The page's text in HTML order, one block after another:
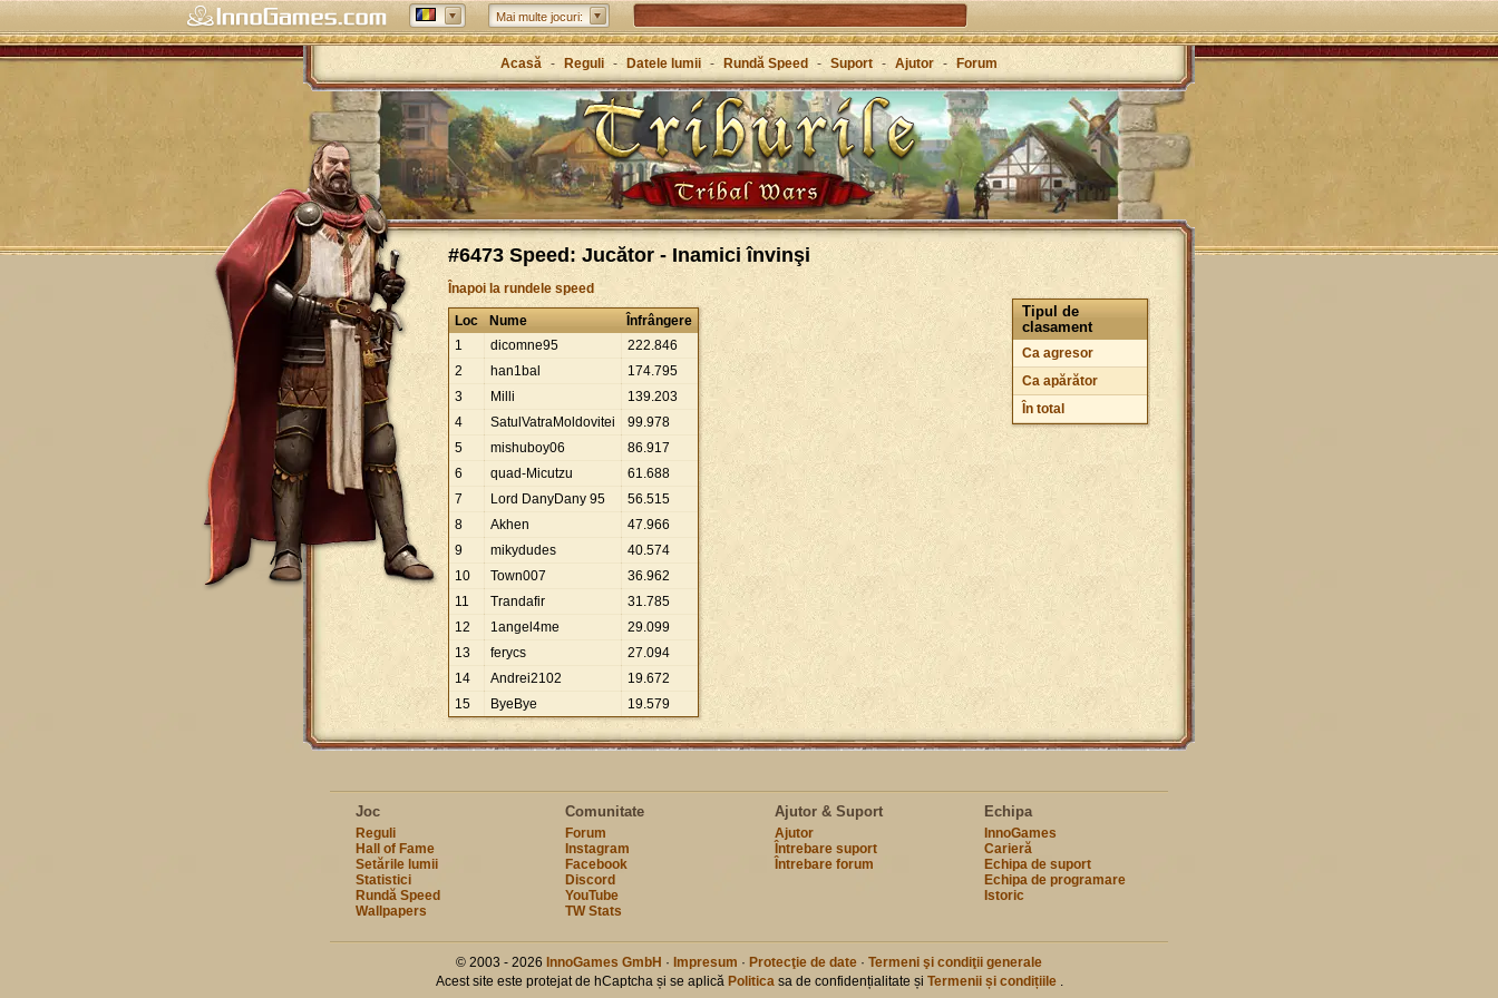
Mai multe jocuri: Tribal Wars 2 – urmarea jocului clasic
Forge of Empires – Strategie de-a lungul istoriei
Grepolis – Clădește-ți un imperiu în Grecia antică
Acasă - Reguli - Datele lumii - Rundă Speed - Suport - Ajutor - Forum
#6473 Speed: Jucător - Inamici învinşi
Înapoi la rundele speed
Tipul de
clasament
Ca agresor
Ca apărător
În total
Loc Nume
Înfrângere
1
dicomne95 222.846
2
han1bal 174.795
3
Milli 139.203
4
SatulVatraMoldovitei 99.978
5
mishuboy06 86.917
6
quad-Micutzu 61.688
7
Lord DanyDany 95 56.515
8
Akhen 47.966
9
mikydudes 40.574
10
Town007 36.962
11
Trandafir 31.785
12
1angel4me 29.099
13
ferycs 27.094
14
Andrei2102 19.672
15
ByeBye 19.579
Joc
Reguli
Hall of Fame
Setările lumii
Statistici
Rundă Speed
Wallpapers
Comunitate
Forum
Instagram
Facebook
Discord
YouTube
TW Stats
Ajutor & Suport
Ajutor
Întrebare suport
Întrebare forum
Echipa
InnoGames
Carieră
Echipa de suport
Echipa de programare
Istoric
© 2003 - 2026 InnoGames GmbH · Impresum · Protecţie de date · Termeni şi condiţii generale
Acest site este protejat de hCaptcha și se aplică Politicasa de confidențialitate și Termenii și condițiile .